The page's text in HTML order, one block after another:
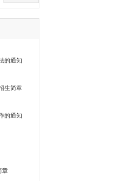
案
的通知
生简章
的通知
章